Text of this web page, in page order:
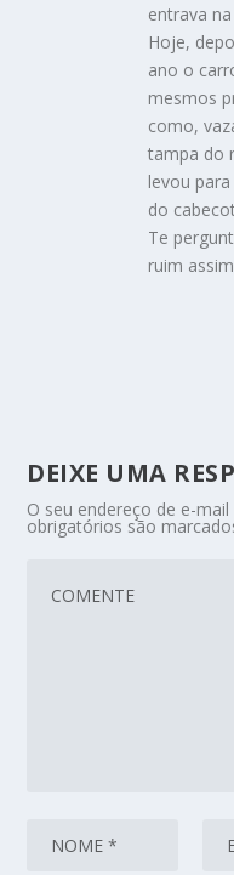
entrava
Hoje,
ano o
mesmos
como,
tampa do
levou
do
Te
ruim
DEIXE UMA
O seu endereço de e-
obrigatórios são